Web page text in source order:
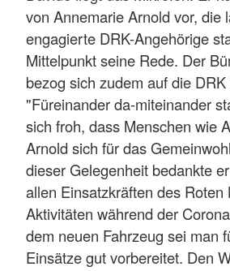
von Annemarie Arnold vor, die
engagierte DRK-Angehörige
Mittelpunkt seine Rede. Der
bezog sich zudem auf die
"Füreinander da-miteinander
sich froh, dass Menschen wie
Arnold sich für das
dieser Gelegenheit bedankte
allen Einsatzkräften des Roten
Aktivitäten während der
dem neuen Fahrzeug sei man
Einsätze gut vorbereitet. Den